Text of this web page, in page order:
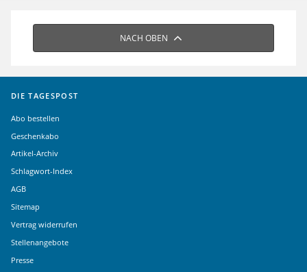
NACH OBEN
DIE TAGESPOST
Abo bestellen
Geschenkabo
Artikel-Archiv
Schlagwort-Index
AGB
Sitemap
Vertrag widerrufen
Stellenangebote
Presse